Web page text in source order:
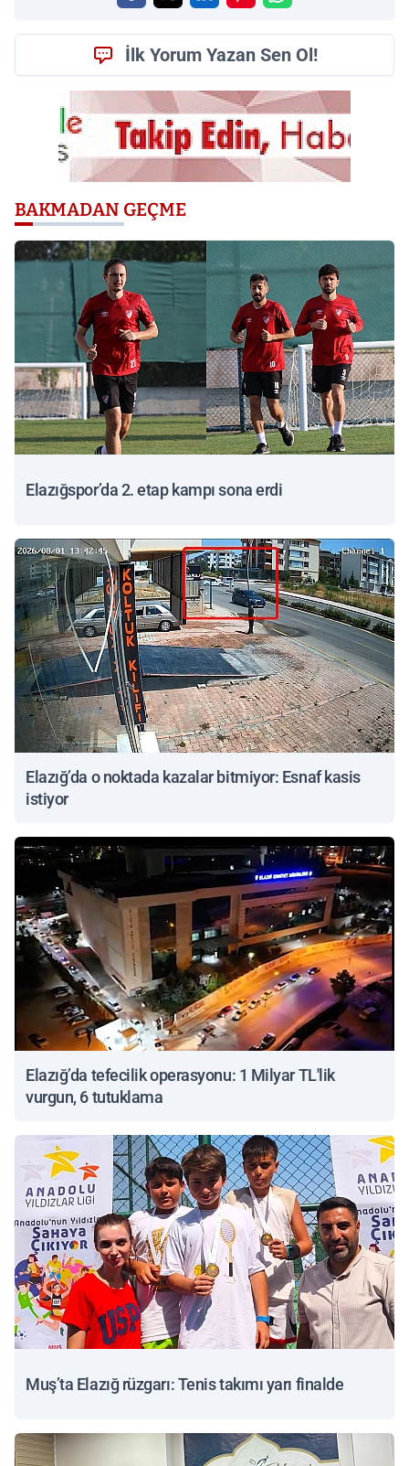
İlk Yorum Yazan Sen Ol!
BAKMADAN GEÇME
Elazığspor’da 2. etap kampı sona erdi
Elazığ’da o noktada kazalar bitmiyor: Esnaf kasis
istiyor
Elazığ’da tefecilik operasyonu: 1 Milyar TL'lik
vurgun, 6 tutuklama
Muş’ta Elazığ rüzgarı: Tenis takımı yarı finalde